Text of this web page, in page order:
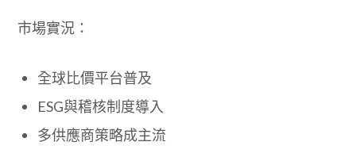
市場實況：
全球比價平台普及
ESG與稽核制度導入
多供應商策略成主流